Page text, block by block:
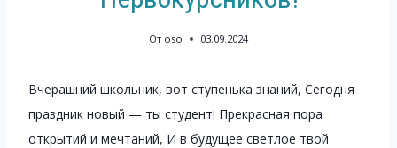
От oso 03.09.2024
Вчерашний школьник, вот ступенька знаний, Сегодня
праздник новый — ты студент! Прекрасная пора
открытий и мечтаний, И в будущее светлое твой